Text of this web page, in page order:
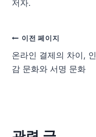
저자.
이전 페이지
온라인 결제의 차이, 인
감 문화와 서명 문화